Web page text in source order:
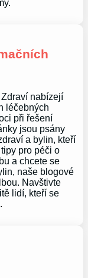
nabízejí
léčebných
při řešení
jsou psány
a bylin, kteří
pro péči o
a chcete se
naše blogové
Navštivte
lidí, kteří se